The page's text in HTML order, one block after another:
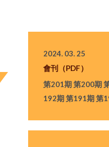
2024. 03. 25
會刊（PDF）
第201期 第200期
192期 第191期 第